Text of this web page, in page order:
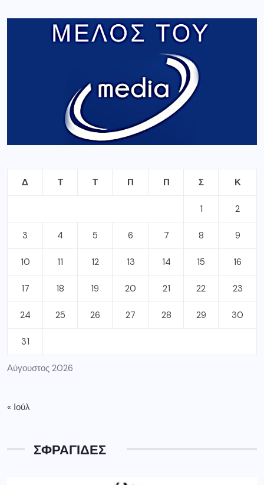
Αύγουστος 2026
Δ Τ Τ Π Π Σ Κ
1 2
3 4 5 6 7 8 9
10 11 12 13 14 15 16
17 18 19 20 21 22 23
24 25 26 27 28 29 30
31
« Ιούλ
ΣΦΡΑΓΙΔΕΣ